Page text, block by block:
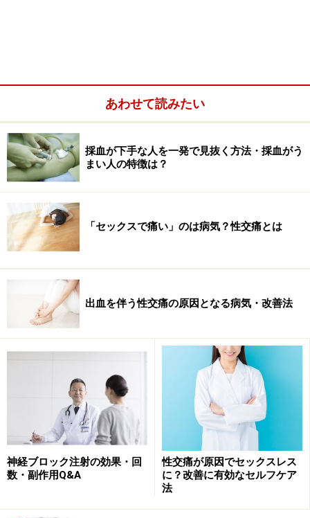
全身麻酔とは
私達が夜、眠っている間の意識はありません。しかし、
げたり起き上がったりし、眠り続けることはできませ
ん。これが自然な眠りです。一方、全身麻酔では、手術
無意識、無痛、体は動かない、しかも記憶に残らない状
態を保ちます。全身麻酔は、麻酔薬を使って痛みや出血
などの手術ストレスから患者様を守り、手術がスムーズ
に行える環境を整える方法なのです。
■全身麻酔のメリット
理想的な全身麻酔の特徴は、副作用なく元にもどる無
痛、健忘、無意識、不動状態で「4つのA」と呼ばれま
Analgesia：無痛
Amnesia：健忘
Anesthesia：無意識
Akinesia：不動
「4つのA」を達成した全身麻酔法を行えば、痛みを感じ
ることなく、自分が知らない間に手術が終わり、嫌な記
あわせて読みたい
採血が下手な人を一発で見抜く方法・採血がう
まい人の特徴は？
「セックスで痛い」のは病気？性交痛とは
出血を伴う性交痛の原因となる病気・改善法
神経ブロック注射の効果・回
数・副作用Q&A
性交痛が原因でセックスレス
に？改善に有効なセルフケア
法